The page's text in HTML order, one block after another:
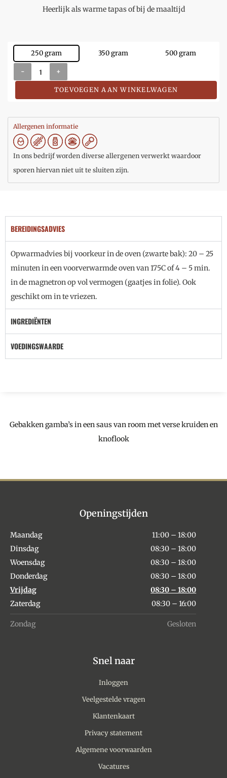
Heerlijk als warme tapas of bij de maaltijd
250 gram 350 gram 500 gram
- +
TOEVOEGEN AAN WINKELWAGEN
Allergenen informatie
In ons bedrijf worden diverse allergenen verwerkt waardoor
sporen hiervan niet uit te sluiten zijn.
BEREIDINGSADVIES
Opwarmadvies bij voorkeur in de oven (zwarte bak): 20 – 25
minuten in een voorverwarmde oven van 175C of 4 – 5 min.
in de magnetron op vol vermogen (gaatjes in folie). Ook
geschikt om in te vriezen.
INGREDIËNTEN
VOEDINGSWAARDE
Gebakken gamba’s in een saus van room met verse kruiden en
knoflook
Openingstijden
Maandag
11:00 – 18:00
Dinsdag
08:30 – 18:00
Woensdag
08:30 – 18:00
Donderdag
08:30 – 18:00
Vrijdag
08:30 – 18:00
Zaterdag
08:30 – 16:00
Zondag Gesloten
Snel naar
Inloggen
Veelgestelde vragen
Klantenkaart
Privacy statement
Algemene voorwaarden
Vacatures